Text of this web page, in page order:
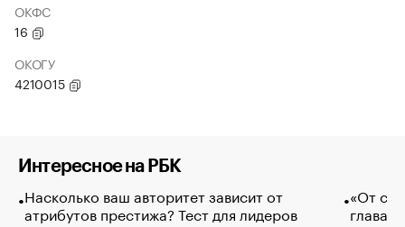
ОКФС
16
ОКОГУ
4210015
Интересное на РБК
Насколько ваш авторитет зависит от
атрибутов престижа? Тест для лидеров
«От
глава